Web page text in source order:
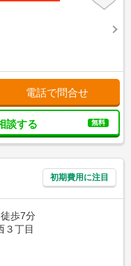
電話で問合せ
談する 無料
初期費用に注目
歩7分
３丁目